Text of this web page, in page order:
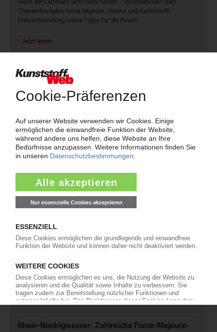
wenn der Lieferant nicht mehr liefert – Informationen zum
Themenkomplex Force Majeure, Corona und Kunststoff-
Preisentwicklung sowie Tipps für die Praxis.
Jetzt lesen
Newsletter
Die wichtigsten Nachrichten und Neuigkeiten aus der
Ich habe dieDatenschutzbestimmungenzur Kenntnis genommen
Jetzt kostenfrei abonnieren
Meistgelesen
Karl Hess: Automobilzulieferer ist insolvent
Rhein-Niedrigwasser: Zahlreiche Force-Majeure-